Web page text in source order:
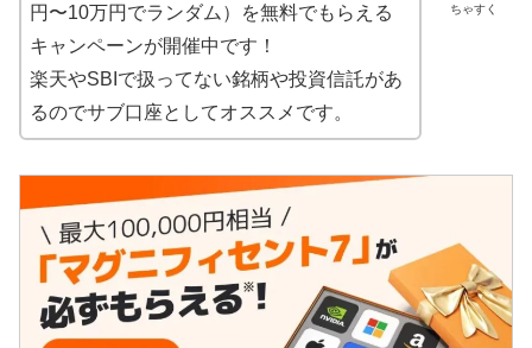
ちゃすく
円〜10万円でランダム）を無料でもらえる
キャンペーンが開催中です！
楽天やSBIで扱ってない銘柄や投資信託があ
るのでサブ口座としてオススメです。